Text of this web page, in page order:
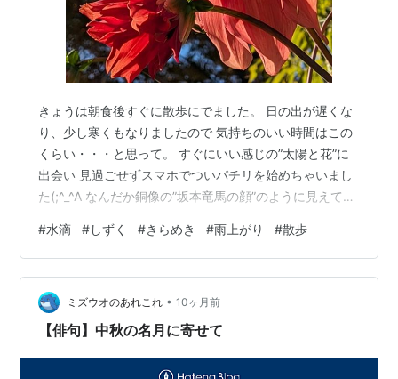
きょうは朝食後すぐに散歩にでました。 日の出が遅くな
り、少し寒くもなりましたので 気持ちのいい時間はこの
くらい・・・と思って。 すぐにいい感じの”太陽と花”に
出会い 見過ごせずスマホでついパチリを始めちゃいまし
た(;^_^A なんだか銅像の”坂本竜馬の顔”のように見えてき
し 木洩れ陽の光条とキバナコスモスの感じもいいわね♡
色付き始めた葉っぱと影も 水の煌めきを受けるだけでい
い感じね🥰 カメラを持ってくればよかったなぁ～なんて
やっぱり思いました。 お散歩どころか時間ばかりが過ぎ
てしまって 歩数は少しもはかどらず・・・です（苦笑）
#水滴 #しずく #きらめき #雨上がり #散歩
ミズウオのあれこれ • 10ヶ月前
【俳句】中秋の名月に寄せて